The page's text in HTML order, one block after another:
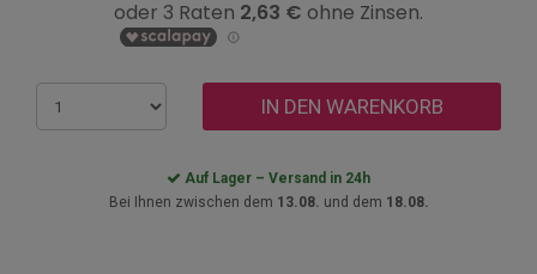
IN DEN WARENKORB
Auf Lager – Versand in 24h
Bei Ihnen zwischen dem 13.08. und dem 18.08.